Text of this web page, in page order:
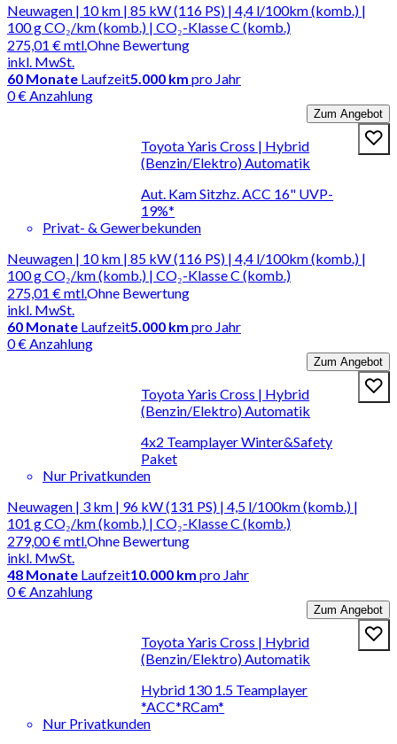
Neuwagen | 10 km | 85 kW (116 PS) | 4,4 l/100km (komb.) |
100 g CO₂/km (komb.) | CO₂-Klasse C (komb.)
275,01 €mtl.
inkl. MwSt.
Ohne Bewertung
60 Monate Laufzeit5.000 km pro Jahr
0 € Anzahlung
Zum Angebot
Toyota Yaris Cross | Hybrid
(Benzin/Elektro) Automatik
Aut. Kam Sitzhz. ACC 16" UVP-
19%*
Privat- & Gewerbekunden
Neuwagen | 10 km | 85 kW (116 PS) | 4,4 l/100km (komb.) |
100 g CO₂/km (komb.) | CO₂-Klasse C (komb.)
275,01 €mtl.
inkl. MwSt.
Ohne Bewertung
60 Monate Laufzeit5.000 km pro Jahr
0 € Anzahlung
Zum Angebot
Toyota Yaris Cross | Hybrid
(Benzin/Elektro) Automatik
4x2 Teamplayer Winter&Safety
Paket
Nur Privatkunden
Neuwagen | 3 km | 96 kW (131 PS) | 4,5 l/100km (komb.) |
101 g CO₂/km (komb.) | CO₂-Klasse C (komb.)
279,00 €mtl.
inkl. MwSt.
Ohne Bewertung
48 Monate Laufzeit10.000 km pro Jahr
0 € Anzahlung
Zum Angebot
Toyota Yaris Cross | Hybrid
(Benzin/Elektro) Automatik
Hybrid 130 1.5 Teamplayer
*ACC*RCam*
Nur Privatkunden